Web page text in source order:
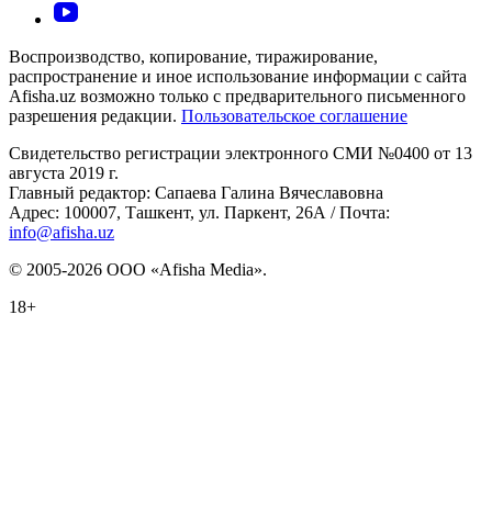
Воспроизводство, копирование, тиражирование,
распространение и иное использование информации с сайта
Afisha.uz возможно только с предварительного письменного
разрешения редакции. Пользовательское соглашение
Свидетельство регистрации электронного СМИ №0400 от 13
августа 2019 г.
Главный редактор: Сапаева Галина Вячеславовна
Адрес: 100007, Ташкент, ул. Паркент, 26А / Почта:
info@afisha.uz
© 2005-2026 ООО «Afisha Media».
18+